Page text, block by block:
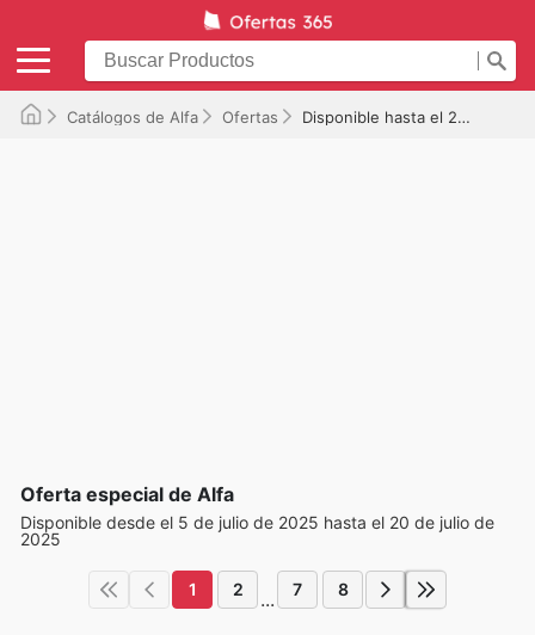
Catálogos de Alfa Ofertas Disponible hasta el 20/07/2025
Oferta especial de Alfa
Disponible desde el 5 de julio de 2025 hasta el 20 de julio de
2025
1 2 ... 7 8